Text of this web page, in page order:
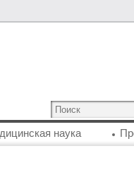
наука